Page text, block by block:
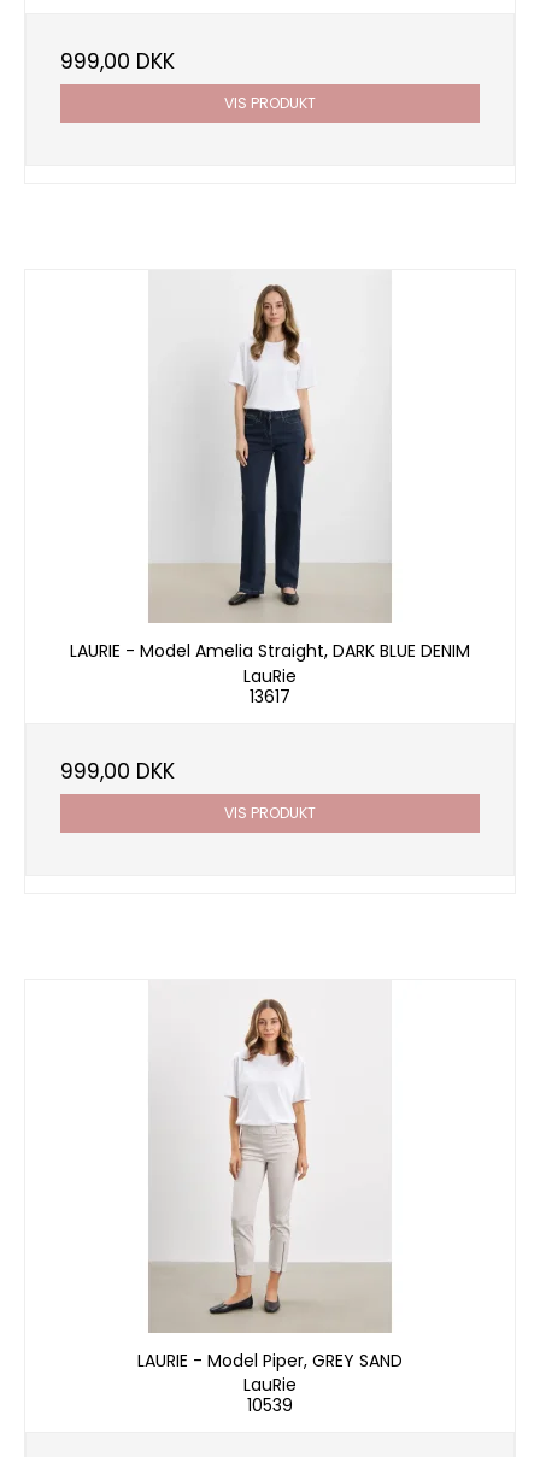
999,00 DKK
VIS PRODUKT
LAURIE - Model Amelia Straight, DARK BLUE DENIM
LauRie
13617
999,00 DKK
VIS PRODUKT
LAURIE - Model Piper, GREY SAND
LauRie
10539